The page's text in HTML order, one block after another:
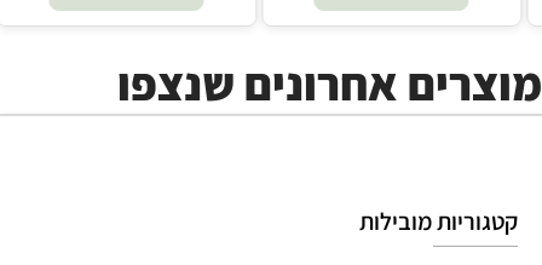
מוצרים אחרונים שנצפו
קטגוריות מובילות